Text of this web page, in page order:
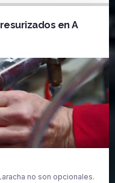
en A
no son opcionales.